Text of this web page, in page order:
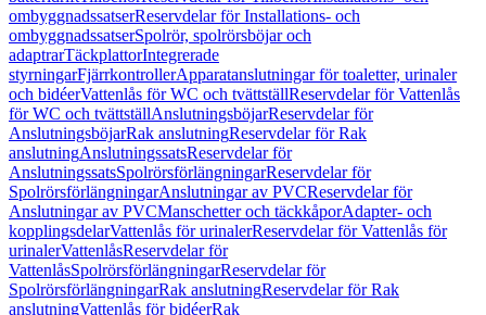
ombyggnadssatserReservdelar för Installations- och
ombyggnadssatserSpolrör, spolrörsböjar och
adaptrarTäckplattorIntegrerade
styrningarFjärrkontrollerApparatanslutningar för toaletter, urinaler
och bidéerVattenlås för WC och tvättställReservdelar för Vattenlås
för WC och tvättställAnslutningsböjarReservdelar för
AnslutningsböjarRak anslutningReservdelar för Rak
anslutningAnslutningssatsReservdelar för
AnslutningssatsSpolrörsförlängningarReservdelar för
SpolrörsförlängningarAnslutningar av PVCReservdelar för
Anslutningar av PVCManschetter och täckkåporAdapter- och
kopplingsdelarVattenlås för urinalerReservdelar för Vattenlås för
urinalerVattenlåsReservdelar för
VattenlåsSpolrörsförlängningarReservdelar för
SpolrörsförlängningarRak anslutningReservdelar för Rak
anslutningVattenlås för bidéerRak